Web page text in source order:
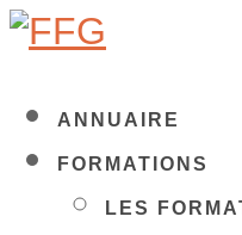
ANNUAIRE
FORMATIONS
LES